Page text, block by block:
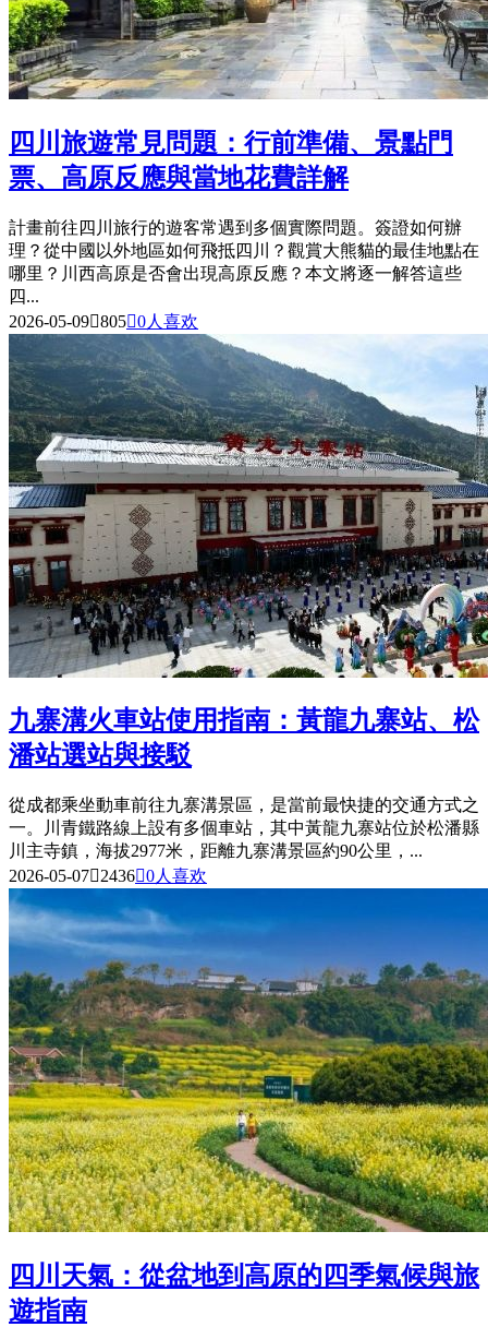
四川旅遊常見問題：行前準備、景點門
票、高原反應與當地花費詳解
計畫前往四川旅行的遊客常遇到多個實際問題。簽證如何辦
理？從中國以外地區如何飛抵四川？觀賞大熊貓的最佳地點在
哪里？川西高原是否會出現高原反應？本文將逐一解答這些
四...
2026-05-098050人喜欢
九寨溝火車站使用指南：黃龍九寨站、松
潘站選站與接駁
從成都乘坐動車前往九寨溝景區，是當前最快捷的交通方式之
一。川青鐵路線上設有多個車站，其中黃龍九寨站位於松潘縣
川主寺鎮，海拔2977米，距離九寨溝景區約90公里，...
2026-05-0724360人喜欢
四川天氣：從盆地到高原的四季氣候與旅
遊指南